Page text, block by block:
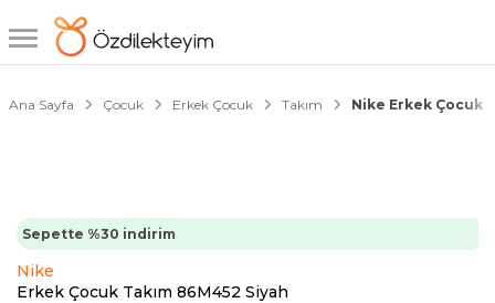
Ana Sayfa Çocuk Erkek Çocuk Takım Nike Erkek Çocuk
Sepette %30 indirim
Nike
Erkek Çocuk Takım 86M452 Siyah
1/6